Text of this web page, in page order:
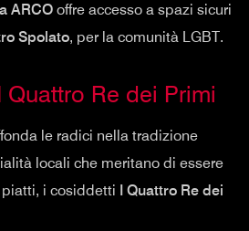
ARCO offre accesso a spazi sicuri
Spolato, per la comunità LGBT.
Re dei Primi
le radici nella tradizione
locali che meritano di essere
i cosiddetti I Quattro Re dei